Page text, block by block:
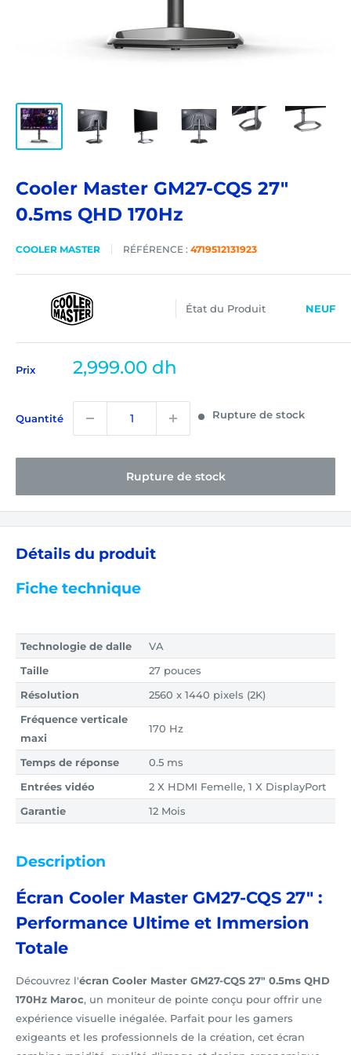
Cooler Master GM27-CQS 27"
0.5ms QHD 170Hz
COOLER MASTER RÉFÉRENCE : 4719512131923
État du Produit NEUF
Prix
Prix
2,999.00 dh
Quantité Rupture de stock
Rupture de stock
Détails du produit
Fiche technique
Technologie de dalle
VA
Taille
27 pouces
Résolution
2560 x 1440 pixels (2K)
Fréquence verticale
maxi
170 Hz
Temps de réponse
0.5 ms
Entrées vidéo
2 X HDMI Femelle, 1 X DisplayPort
Garantie
12 Mois
Description
Écran Cooler Master GM27-CQS 27" :
Performance Ultime et Immersion
Totale
Découvrez l'écran Cooler Master GM27-CQS 27" 0.5ms QHD
170Hz Maroc, un moniteur de pointe conçu pour offrir une
expérience visuelle inégalée. Parfait pour les gamers
exigeants et les professionnels de la création, cet écran